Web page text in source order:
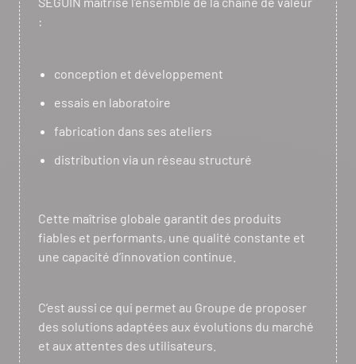
:
conception et développement
essais en laboratoire
fabrication dans ses ateliers
distribution via un réseau structuré
Cette maîtrise globale garantit des produits
fiables et performants, une qualité constante et
une capacité d’innovation continue.
C’est aussi ce qui permet au Groupe de proposer
des solutions adaptées aux évolutions du marché
et aux attentes des utilisateurs.